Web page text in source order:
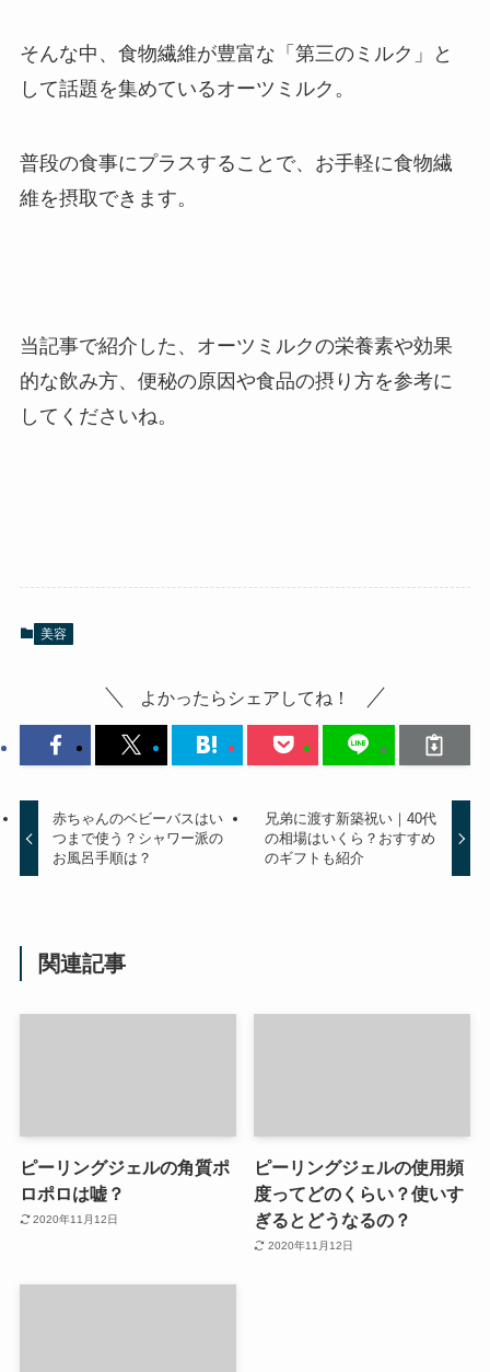
そんな中、食物繊維が豊富な「第三のミルク」と
して話題を集めているオーツミルク。
普段の食事にプラスすることで、お手軽に食物繊
維を摂取できます。
当記事で紹介した、オーツミルクの栄養素や効果
的な飲み方、便秘の原因や食品の摂り方を参考に
してくださいね。
美容
よかったらシェアしてね！
赤ちゃんのベビーバスはい
つまで使う？シャワー派の
お風呂手順は？
兄弟に渡す新築祝い｜40代
の相場はいくら？おすすめ
のギフトも紹介
関連記事
ピーリングジェルの角質ポ
ロポロは嘘？
2020年11月12日
ピーリングジェルの使用頻
度ってどのくらい？使いす
ぎるとどうなるの？
2020年11月12日